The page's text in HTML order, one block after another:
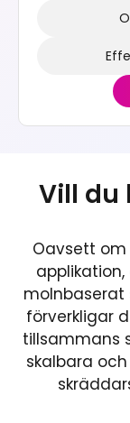
Vill du
Oavsett
förverkligar
tillsammans
skalbara